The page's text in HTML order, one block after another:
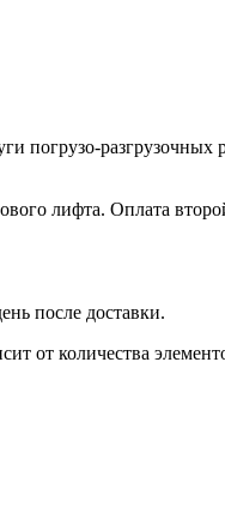
погрузо-
лифта. Оплата
после доставки.
от количества